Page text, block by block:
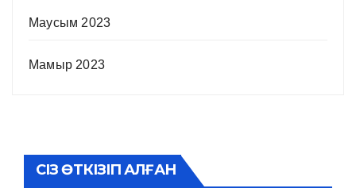
Маусым 2023
Мамыр 2023
СІЗ ӨТКІЗІП АЛҒАН